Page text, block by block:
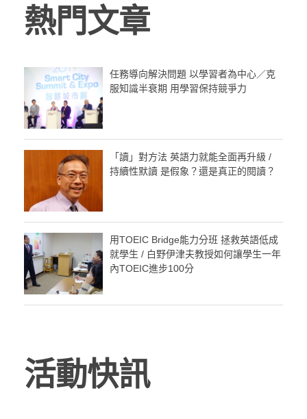
熱門文章
任務導向解決問題 以學習者為中心／克
服知識半衰期 用學習保持競爭力
「讀」對方法 英語力就能全面再升級 /
持續性默讀 是假象？還是真正的閱讀？
用TOEIC Bridge能力分班 拯救英語低成
就學生 / 白野伊津夫教授如何讓學生一年
內TOEIC進步100分
活動快訊